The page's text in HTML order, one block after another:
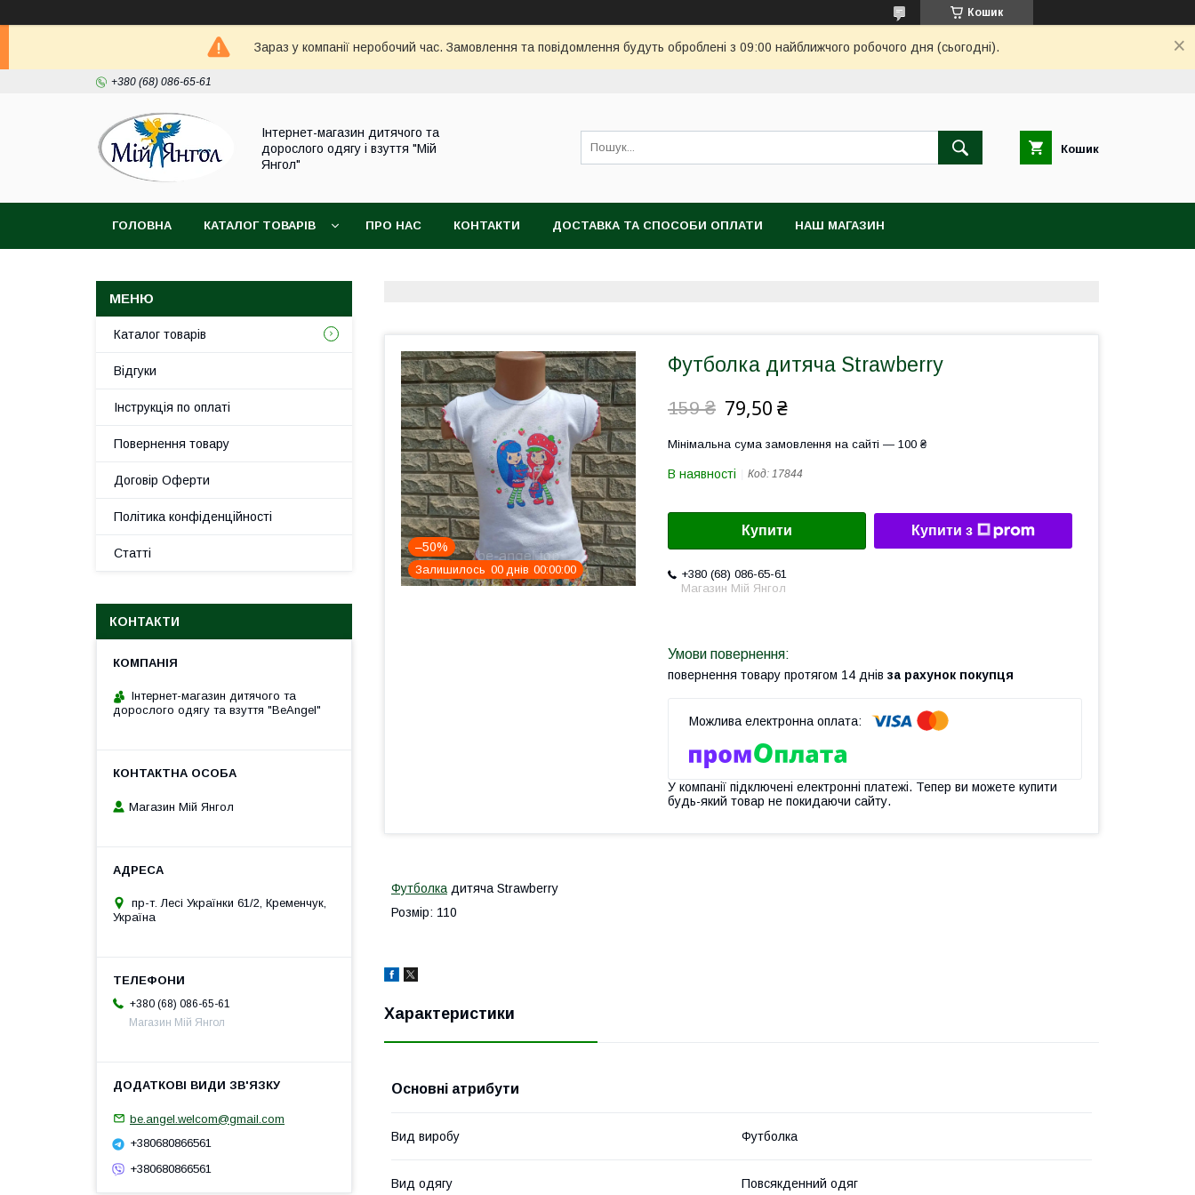
Кошик
Зараз у компанії неробочий час. Замовлення та повідомлення будуть оброблені з 09:00 найближчого робочого дня (сьогодні).
+380 (68) 086-65-61
Інтернет-магазин дитячого та
дорослого одягу і взуття "Мій
Янгол"
Кошик
ГОЛОВНА КАТАЛОГ ТОВАРІВ ПРО НАС КОНТАКТИ ДОСТАВКА ТА СПОСОБИ ОПЛАТИ НАШ МАГАЗИН
–50%
Залишилось 00 днів 00 00 00
Футболка дитяча Strawberry
159 ₴ 79,50 ₴
Мінімальна сума замовлення на сайті — 100 ₴
В наявності Код: 17844
Купити Купити з
+380 (68) 086-65-61
Магазин Мій Янгол
повернення товару протягом 14 днів за рахунок покупця
У компанії підключені електронні платежі. Тепер ви можете купити
будь-який товар не покидаючи сайту.
Футболка дитяча Strawberry
Розмір: 110
Характеристики
Основні атрибути
Вид виробу Футболка
Вид одягу Повсякденний одяг
Каталог товарів
Відгуки
Інструкція по оплаті
Повернення товару
Договір Оферти
Політика конфіденційності
Статті
КОНТАКТИ
Інтернет-магазин дитячого та
дорослого одягу та взуття "BeAngel"
Магазин Мій Янгол
пр-т. Лесі Українки 61/2, Кременчук,
Україна
+380 (68) 086-65-61
Магазин Мій Янгол
be.angel.welcom@gmail.com
+380680866561
+380680866561